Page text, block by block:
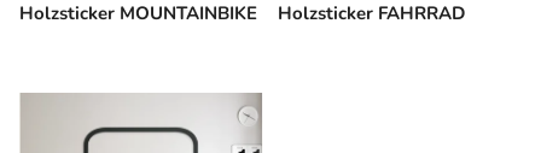
r
d
Holzsticker MOUNTAINBIKE Holzsticker FAHRRAD